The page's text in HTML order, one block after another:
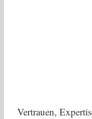
Vertrauen,